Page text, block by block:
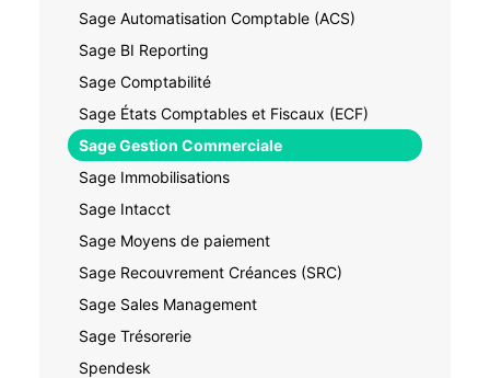
Sage Automatisation Comptable (ACS)
Sage BI Reporting
Sage Comptabilité
Sage États Comptables et Fiscaux (ECF)
Sage Gestion Commerciale
Sage Immobilisations
Sage Intacct
Sage Moyens de paiement
Sage Recouvrement Créances (SRC)
Sage Sales Management
Sage Trésorerie
Spendesk